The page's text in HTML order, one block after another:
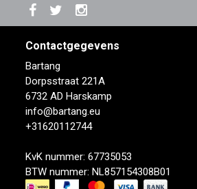
Contactgegevens
Bartang
Dorpsstraat 221A
6732 AD Harskamp
info@bartang.eu
+31620112744
KvK nummer: 67735053
BTW nummer: NL857154308B01